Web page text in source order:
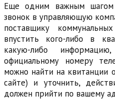
Еще одним важным шагом
звонок в управляющую
поставщику
впустить кого-либо в
какую-либо
официальному номеру
можно найти на квитанции
сайте) и уточнить,
должен прийти по вашему